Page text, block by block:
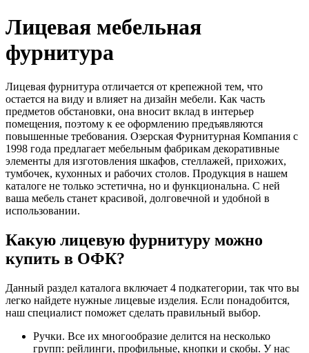
Лицевая мебельная
фурнитура
Лицевая фурнитура отличается от крепежной тем, что
остается на виду и влияет на дизайн мебели. Как часть
предметов обстановки, она вносит вклад в интерьер
помещения, поэтому к ее оформлению предъявляются
повышенные требования. Озерская Фурнитурная Компания с
1998 года предлагает мебельным фабрикам декоративные
элементы для изготовления шкафов, стеллажей, прихожих,
тумбочек, кухонных и рабочих столов. Продукция в нашем
каталоге не только эстетична, но и функциональна. С ней
ваша мебель станет красивой, долговечной и удобной в
использовании.
Какую лицевую фурнитуру можно
купить в ОФК?
Данный раздел каталога включает 4 подкатегории, так что вы
легко найдете нужные лицевые изделия. Если понадобится,
наш специалист поможет сделать правильный выбор.
Ручки. Все их многообразие делится на несколько
групп: рейлинги, профильные, кнопки и скобы. У нас